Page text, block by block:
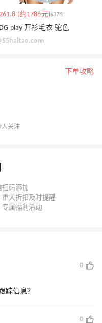
(约1786元)$374
play 开衫毛衣 驼色
下单攻略
人关注
0
踪信息？
0